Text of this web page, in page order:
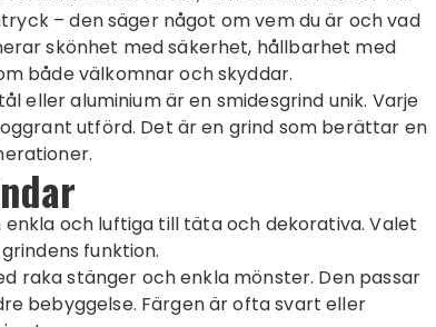
– den säger något om vem du är och vad
skönhet med säkerhet, hållbarhet med
både välkomnar och skyddar.
eller aluminium är en smidesgrind unik. Varje
utförd. Det är en grind som berättar en
och luftiga till täta och dekorativa. Valet
funktion.
raka stänger och enkla mönster. Den passar
bebyggelse. Färgen är ofta svart eller